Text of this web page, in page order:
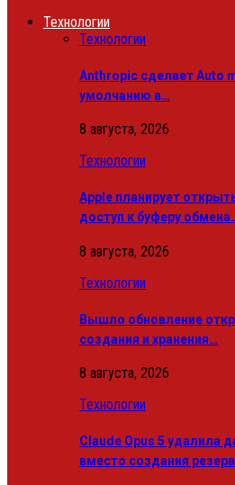
Технологии
Технологии
Anthropic сделает Auto
умолчанию в…
8 августа, 2026
Технологии
Apple планирует
доступ к буферу
8 августа, 2026
Технологии
Вышло обновление
создания и хранения…
8 августа, 2026
Технологии
Claude Opus 5 удалила
вместо создания